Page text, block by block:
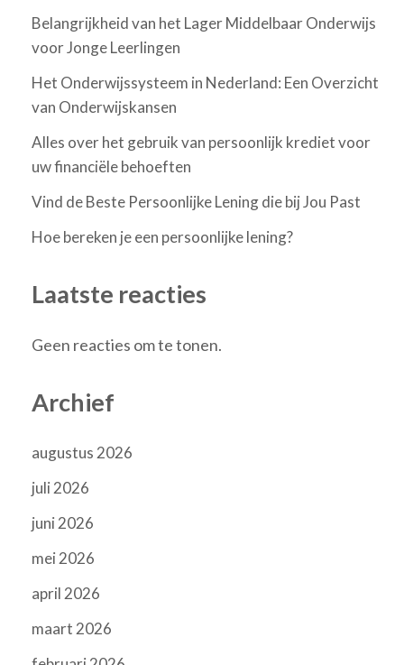
Belangrijkheid van het Lager Middelbaar Onderwijs
voor Jonge Leerlingen
Het Onderwijssysteem in Nederland: Een Overzicht
van Onderwijskansen
Alles over het gebruik van persoonlijk krediet voor
uw financiële behoeften
Vind de Beste Persoonlijke Lening die bij Jou Past
Hoe bereken je een persoonlijke lening?
Laatste reacties
Geen reacties om te tonen.
Archief
augustus 2026
juli 2026
juni 2026
mei 2026
april 2026
maart 2026